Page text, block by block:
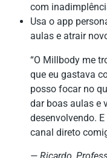
com
Usa o app
aulas e atrair
“O Millbody me
que eu gastava
posso focar no
dar boas aulas e
desenvolvendo.
canal direto
— Ricardo,